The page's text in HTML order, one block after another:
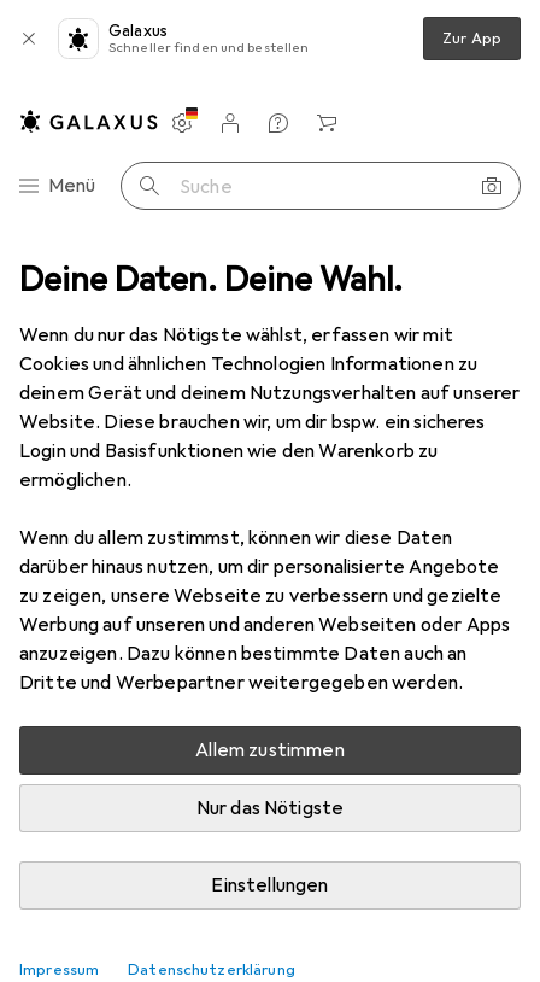
Deine Daten. Deine Wahl.
Wenn du nur das Nötigste wählst, erfassen wir mit
Cookies und ähnlichen Technologien Informationen zu
deinem Gerät und deinem Nutzungsverhalten auf unserer
Website. Diese brauchen wir, um dir bspw. ein sicheres
Login und Basisfunktionen wie den Warenkorb zu
ermöglichen.
Wenn du allem zustimmst, können wir diese Daten
darüber hinaus nutzen, um dir personalisierte Angebote
zu zeigen, unsere Webseite zu verbessern und gezielte
Werbung auf unseren und anderen Webseiten oder Apps
anzuzeigen. Dazu können bestimmte Daten auch an
Dritte und Werbepartner weitergegeben werden.
Allem zustimmen
Nur das Nötigste
Einstellungen
Impressum Datenschutzerklärung
Galaxus
Schneller finden und bestellen Zur App
Navigation nach Kategorien
Menü Suche
Einstellungen
Kundenkonto
Vergleichslisten
Merklisten
Warenkorb
Rahmenbandmass LBM 1000 STEEL, Stahlband, metrische Skala
18 Bilder
Stabila Rahmenbandmass LBM 1000
STEEL, Stahlband, metrische Skala
30 m
Preis in EUR inkl. MwSt.
EUR
45,94
3
Bewertungen
Nur 2 Stück an Lager beim Lieferanten
Lieferort angeben für genaue Lieferzeit
In den Warenkorb
Vergleichen